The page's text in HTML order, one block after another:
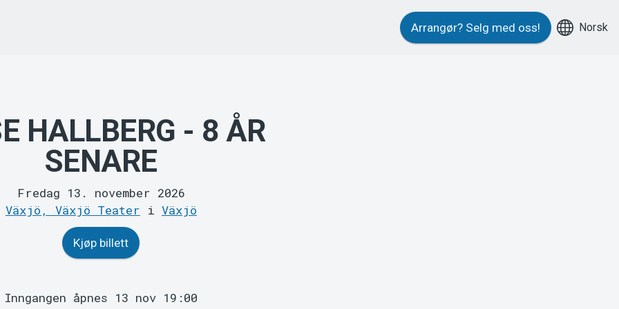
Arrangør? Selg med oss! Norsk
HALLBERG - 8 ÅR
SENARE
Fredag 13. november 2026
Växjö, Växjö Teater i Växjö
Kjøp billett
Inngangen åpnes 13 nov 19:00